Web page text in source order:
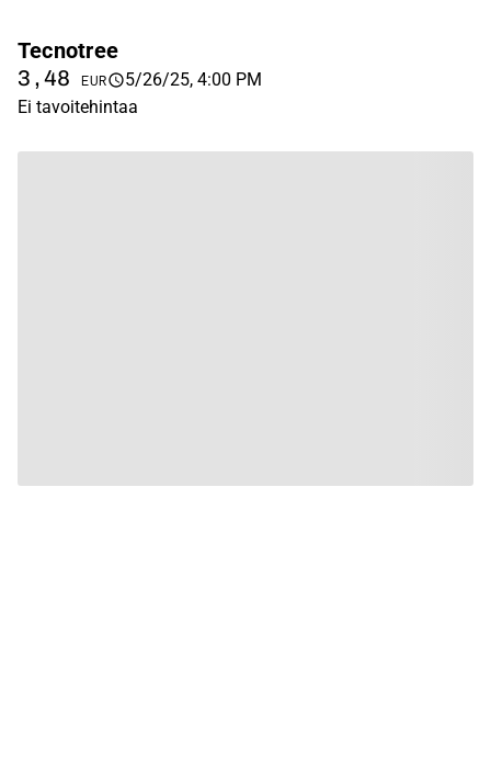
Tecnotree
3,48 EUR
5/26/25, 4:00 PM
Ei tavoitehintaa